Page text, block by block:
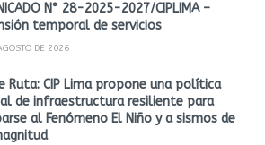
N° 28-2025-2027/CIPLIMA –
temporal de servicios
DE 2026
Ruta: CIP Lima propone una política
de infraestructura resiliente para
al Fenómeno El Niño y a sismos de